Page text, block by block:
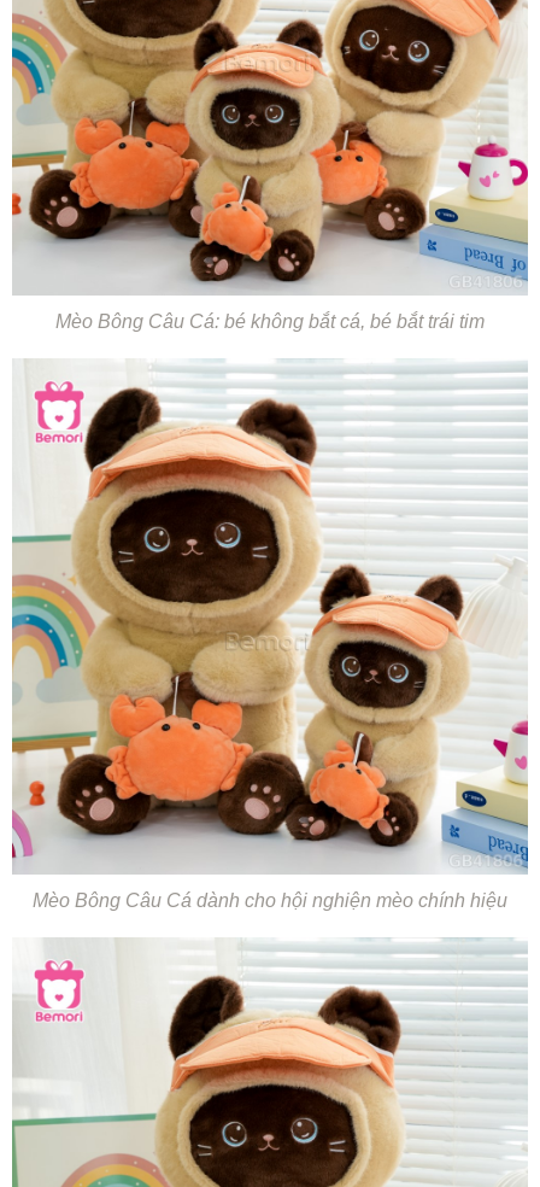
Mèo Bông Câu Cá: bé không bắt cá, bé bắt trái tim
Mèo Bông Câu Cá dành cho hội nghiện mèo chính hiệu